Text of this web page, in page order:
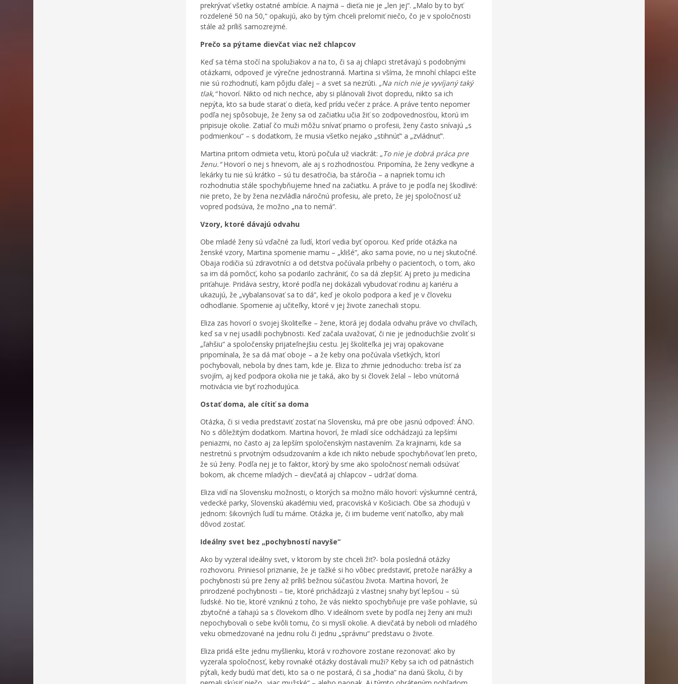
prekrývať všetky ostatné ambície. A najmä – dieťa nie je „len jej“. „Malo by to byť
rozdelené 50 na 50,“ opakujú, ako by tým chceli prelomiť niečo, čo je v spoločnosti
stále až príliš samozrejmé.
Prečo sa pýtame dievčat viac než chlapcov
Keď sa téma stočí na spolužiakov a na to, či sa aj chlapci stretávajú s podobnými
otázkami, odpoveď je výrečne jednostranná. Martina si všíma, že mnohí chlapci ešte
nie sú rozhodnutí, kam pôjdu ďalej – a svet sa nezrúti. „Na nich nie je vyvíjaný taký
tlak,“hovorí. Nikto od nich nechce, aby si plánovali život dopredu, nikto sa ich
nepýta, kto sa bude starať o dieťa, keď prídu večer z práce. A práve tento nepomer
podľa nej spôsobuje, že ženy sa od začiatku učia žiť so zodpovednosťou, ktorú im
pripisuje okolie. Zatiaľ čo muži môžu snívať priamo o profesii, ženy často snívajú „s
podmienkou“ – s dodatkom, že musia všetko nejako „stihnúť“ a „zvládnuť“.
Martina pritom odmieta vetu, ktorú počula už viackrát: „To nie je dobrá práca pre
ženu.“Hovorí o nej s hnevom, ale aj s rozhodnosťou. Pripomína, že ženy vedkyne a
lekárky tu nie sú krátko – sú tu desaťročia, ba stáročia – a napriek tomu ich
rozhodnutia stále spochybňujeme hneď na začiatku. A práve to je podľa nej škodlivé:
nie preto, že by žena nezvládla náročnú profesiu, ale preto, že jej spoločnosť už
vopred podsúva, že možno „na to nemá“.
Vzory, ktoré dávajú odvahu
Obe mladé ženy sú vďačné za ľudí, ktorí vedia byť oporou. Keď príde otázka na
ženské vzory, Martina spomenie mamu – „klišé“, ako sama povie, no u nej skutočné.
Obaja rodičia sú zdravotníci a od detstva počúvala príbehy o pacientoch, o tom, ako
sa im dá pomôcť, koho sa podarilo zachrániť, čo sa dá zlepšiť. Aj preto ju medicína
priťahuje. Pridáva sestry, ktoré podľa nej dokázali vybudovať rodinu aj kariéru a
ukazujú, že „vybalansovať sa to dá“, keď je okolo podpora a keď je v človeku
odhodlanie. Spomenie aj učiteľky, ktoré v jej živote zanechali stopu.
Eliza zas hovorí o svojej školiteľke – žene, ktorá jej dodala odvahu práve vo chvíľach,
keď sa v nej usadili pochybnosti. Keď začala uvažovať, či nie je jednoduchšie zvoliť si
„ľahšiu“ a spoločensky prijateľnejšiu cestu. Jej školiteľka jej vraj opakovane
pripomínala, že sa dá mať oboje – a že keby ona počúvala všetkých, ktorí
pochybovali, nebola by dnes tam, kde je. Eliza to zhrnie jednoducho: treba ísť za
svojím, aj keď podpora okolia nie je taká, ako by si človek želal – lebo vnútorná
motivácia vie byť rozhodujúca.
Ostať doma, ale cítiť sa doma
Otázka, či si vedia predstaviť zostať na Slovensku, má pre obe jasnú odpoveď: ÁNO.
No s dôležitým dodatkom. Martina hovorí, že mladí síce odchádzajú za lepšími
peniazmi, no často aj za lepším spoločenským nastavením. Za krajinami, kde sa
nestretnú s prvotným odsudzovaním a kde ich nikto nebude spochybňovať len preto,
že sú ženy. Podľa nej je to faktor, ktorý by sme ako spoločnosť nemali odsúvať
bokom, ak chceme mladých – dievčatá aj chlapcov – udržať doma.
Eliza vidí na Slovensku možnosti, o ktorých sa možno málo hovorí: výskumné centrá,
vedecké parky, Slovenskú akadémiu vied, pracoviská v Košiciach. Obe sa zhodujú v
jednom: šikovných ľudí tu máme. Otázka je, či im budeme veriť natoľko, aby mali
dôvod zostať.
Ideálny svet bez „pochybností navyše“
Ako by vyzeral ideálny svet, v ktorom by ste chceli žiť?- bola posledná otázky
rozhovoru. Priniesol priznanie, že je ťažké si ho vôbec predstaviť, pretože narážky a
pochybnosti sú pre ženy až príliš bežnou súčasťou života. Martina hovorí, že
prirodzené pochybnosti – tie, ktoré prichádzajú z vlastnej snahy byť lepšou – sú
ľudské. No tie, ktoré vzniknú z toho, že vás niekto spochybňuje pre vaše pohlavie, sú
zbytočné a ťahajú sa s človekom dlho. V ideálnom svete by podľa nej ženy ani muži
nepochybovali o sebe kvôli tomu, čo si myslí okolie. A dievčatá by neboli od mladého
veku obmedzované na jednu rolu či jednu „správnu“ predstavu o živote.
Eliza pridá ešte jednu myšlienku, ktorá v rozhovore zostane rezonovať: ako by
vyzerala spoločnosť, keby rovnaké otázky dostávali muži? Keby sa ich od pätnástich
pýtali, kedy budú mať deti, kto sa o ne postará, či sa „hodia“ na danú školu, či by